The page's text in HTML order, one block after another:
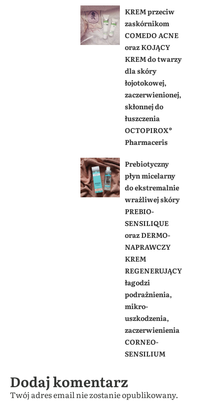
KREM przeciw
zaskórnikom
COMEDO ACNE
oraz KOJĄCY
KREM do twarzy
dla skóry
łojotokowej,
zaczerwienionej,
skłonnej do
łuszczenia
OCTOPIROX®
Pharmaceris
Prebiotyczny
płyn micelarny
do ekstremalnie
wrażliwej skóry
PREBIO-
SENSILIQUE
oraz DERMO-
NAPRAWCZY
KREM
REGENERUJĄCY
łagodzi
podrażnienia,
mikro-
uszkodzenia,
zaczerwienienia
CORNEO-
SENSILIUM
Dodaj komentarz
Twój adres email nie zostanie opublikowany.